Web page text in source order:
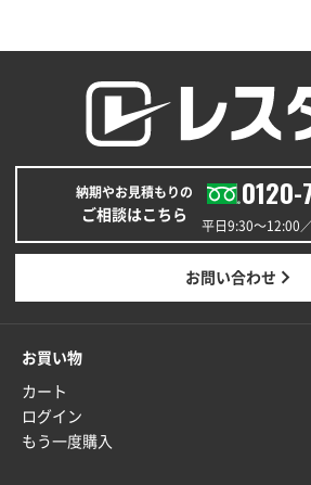
商品がよさそうだったから
東京都N社様
コットンバッグM(B4対応)200枚
商品情報の正確な記載、スムーズ
広島県(社様
足している。
熊本県S社様
ぺんてる ビクーニャフィール
納期やお見積もりの
ご相談はこちら
0120-
平日9:30〜12:00
お問い合わせ
お買い物
カート
ログイン
もう一度購入